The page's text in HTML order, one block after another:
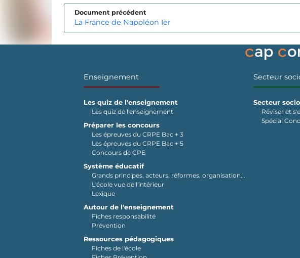
Document précédent
La France de Napoléon Ier
Enseignement
Les quiz de l'enseignement
Les quiz de l'enseignement
Préparer les concours
Les épreuves du CRPE Bac + 3
Les épreuves du CRPE Bac + 5
Concours de CPE
Système éducatif
Grands principes, acteurs, réformes, organisation...
L'école vue de l'intérieur
Lexique
Autour de l'enseignement
Fiches responsabilité
Prévention
Ressources pédagogiques
Fiches de l'école
Secteur
Secteur
Réviser et
Spécial